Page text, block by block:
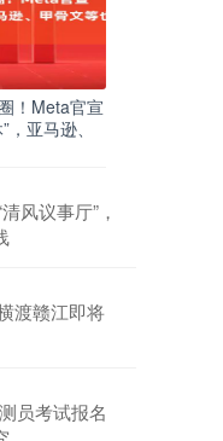
！Meta官宣
亚马逊、
风议事厅”，
渡赣江即将
员考试报名